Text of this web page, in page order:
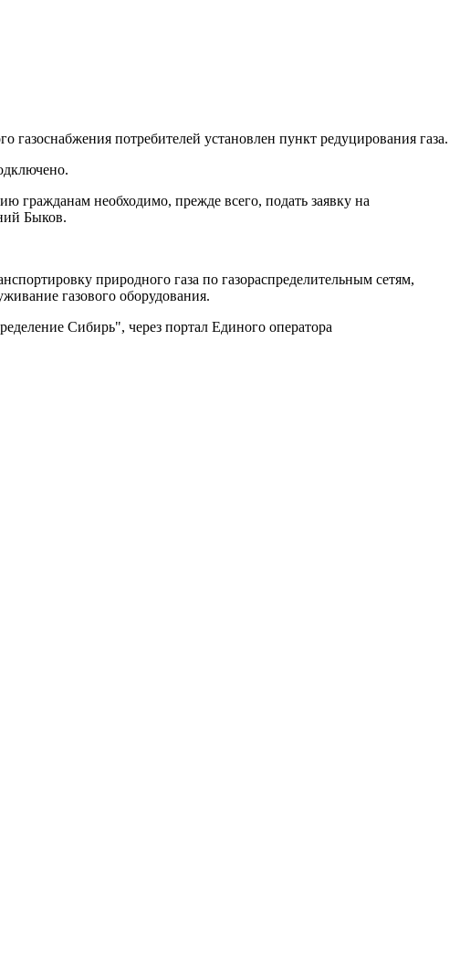
газоснабжения потребителей установлен пункт редуцирования газа.
гражданам необходимо, прежде всего, подать заявку на
Быков.
природного газа по газораспределительным сетям,
газового оборудования.
Сибирь", через портал Единого оператора